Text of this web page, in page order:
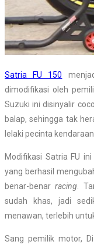
Satria FU 150
dimodifikasi oleh
Suzuki ini disinyalir
balap, sehingga tak
lelaki pecinta
Modifikasi Satria FU
yang berhasil
benar-benarracing .
sudah khas, jadi
menawan, terlebih
Sang pemilik motor,